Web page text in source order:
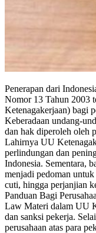
Penerapan dari
Nomor 13 Tahun 2003
Ketenagakerjaan) bagi
Keberadaan undang-
dan hak diperoleh oleh
Lahirnya UU
perlindungan dan
Indonesia. Sementara,
menjadi pedoman
cuti, hingga perjanjian
Panduan Bagi
Law Materi dalam UU
dan sanksi pekerja.
perusahaan atas para